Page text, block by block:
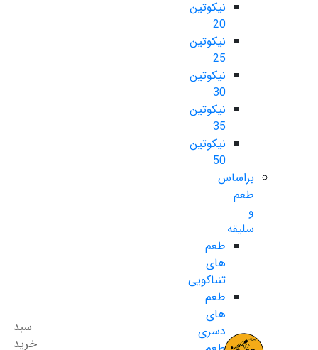
نیکوتین
20
نیکوتین
25
نیکوتین
30
نیکوتین
35
نیکوتین
50
براساس
طعم
و
سلیقه
طعم
های
تنباکویی
طعم
های
دسری
سبد
خرید